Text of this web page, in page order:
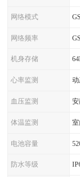
网络模式
网络频率
机身存储
心率监测
血压监测
体温监测
电池容量
防水等级